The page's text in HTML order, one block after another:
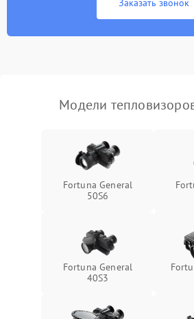
Заказать звонок
Модели
Fortuna General
50S6
Fortuna General
40S3